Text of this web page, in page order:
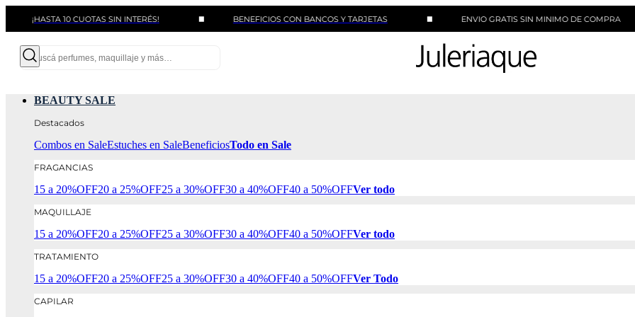
10 CUOTAS SIN INTERÉS! BENEFICIOS CON BANCOS Y TARJETAS ENVIO GRATIS SIN MINIMO DE COMPRA
BEAUTY SALE
Destacados
Combos en SaleEstuches en SaleBeneficiosTodo en Sale
FRAGANCIAS
15 a 20%OFF20 a 25%OFF25 a 30%OFF30 a 40%OFF40 a 50%OFFVer todo
MAQUILLAJE
15 a 20%OFF20 a 25%OFF25 a 30%OFF30 a 40%OFF40 a 50%OFFVer todo
TRATAMIENTO
15 a 20%OFF20 a 25%OFF25 a 30%OFF30 a 40%OFF40 a 50%OFFVer Todo
CAPILAR